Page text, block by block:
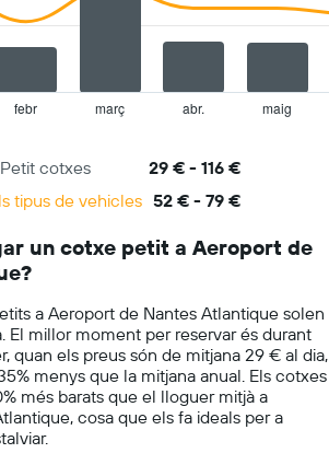
febr març abr. maig
Petit cotxes
29 € - 116 €
tipus de vehicles 52 € - 79 €
un cotxe petit a Aeroport de
a Aeroport de Nantes Atlantique solen
El millor moment per reservar és durant
quan els preus són de mitjana 29 € al dia,
menys que la mitjana anual. Els cotxes
més barats que el lloguer mitjà a
cosa que els fa ideals per a